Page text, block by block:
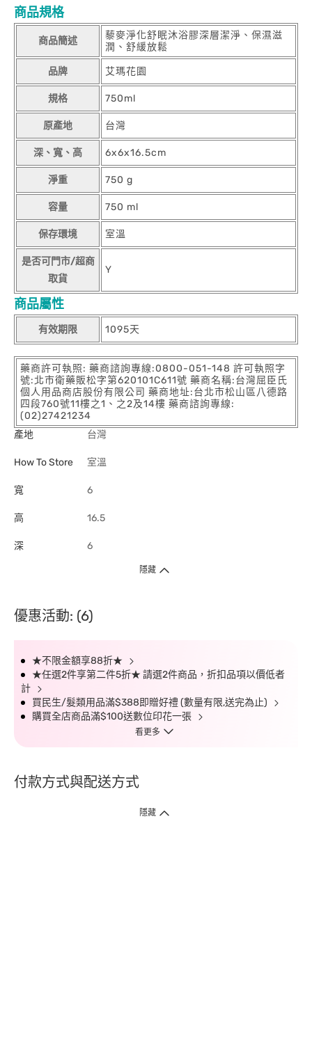
商品規格
商品簡述
藜麥淨化舒眠沐浴膠深層潔淨、保濕滋
潤、舒緩放鬆
品牌 艾瑪花園
規格 750ml
原產地 台灣
深、寬、高 6x6x16.5cm
淨重 750 g
容量 750 ml
保存環境 室溫
是否可門市/超商
取貨
Y
商品屬性
有效期限 1095天
藥商許可執照: 藥商諮詢專線:0800-051-148 許可執照字
號:北市衛藥販松字第620101C611號 藥商名稱:台灣屈臣氏
個人用品商店股份有限公司 藥商地址:台北市松山區八德路
四段760號11樓之1、之2及14樓 藥商諮詢專線:
(02)27421234
產地
台灣
How To Store 室溫
寬 6
高 16.5
深 6
隱藏
優惠活動: (6)
★不限金額享88折★
★任選2件享第二件5折★ 請選2件商品，折扣品項以價低者
計
買民生/髮類用品滿$388即贈好禮 (數量有限,送完為止)
購買全店商品滿$100送數位印花一張
看更多
付款方式與配送方式
隱藏